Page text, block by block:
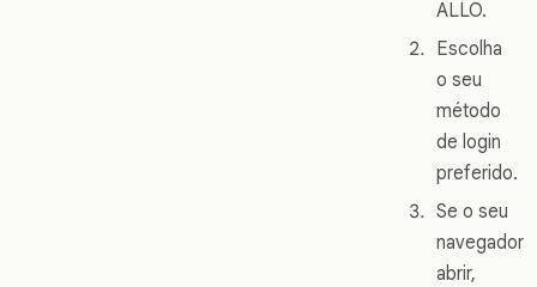
ALLO.
Escolha
o seu
método
de login
preferido.
Se o seu
navegador
abrir,